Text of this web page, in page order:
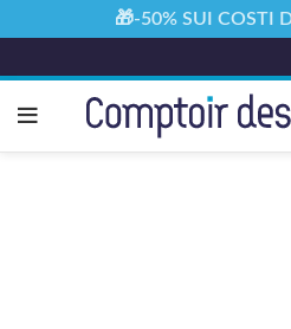
🎁-50% SUI COSTI